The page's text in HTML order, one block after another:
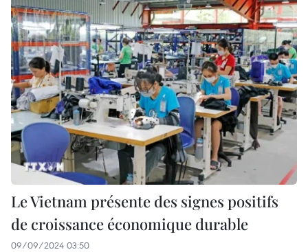
Le Vietnam présente des signes positifs
de croissance économique durable
09/09/2024 03:50